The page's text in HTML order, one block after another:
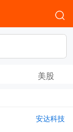
美股
安达科技